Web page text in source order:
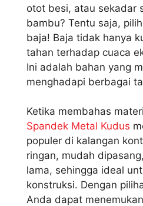
otot besi, atau sekadar
bambu? Tentu saja,
baja! Baja tidak hanya
tahan terhadap cuaca
Ini adalah bahan yang
menghadapi berbagai
Ketika membahas
Spandek Metal Kudus
populer di kalangan
ringan, mudah
lama, sehingga ideal
konstruksi. Dengan
Anda dapat